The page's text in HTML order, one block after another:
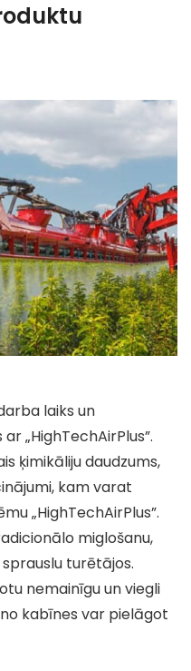
laiks un
„HighTechAirPlus”.
ķimikāliju daudzums,
kam varat
„HighTechAirPlus”.
miglošanu,
turētājos.
nemainīgu un viegli
kabīnes var pielāgot